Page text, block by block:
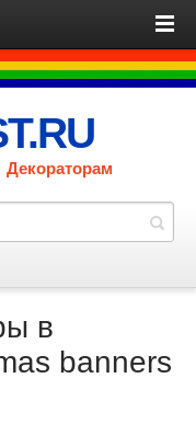
в
banners